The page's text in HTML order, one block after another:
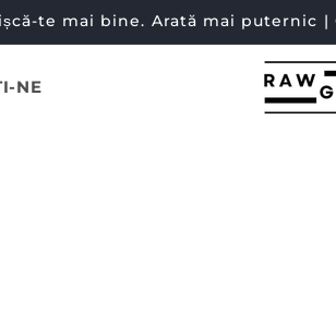
te mai bine. Arată mai puternic |
NE